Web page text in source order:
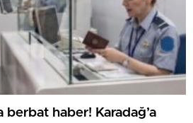
berbat haber! Karadağ’a